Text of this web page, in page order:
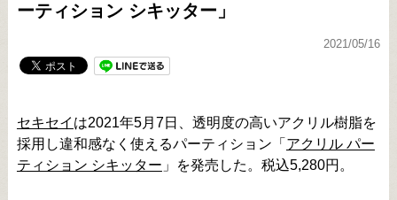
ーティション シキッター」
2021/05/16
セキセイ は2021年5月7日、透明度の高いアクリル樹脂を
採用し違和感なく使えるパーティション「 アクリル パー
ティション シキッター 」を発売した。税込5,280円。